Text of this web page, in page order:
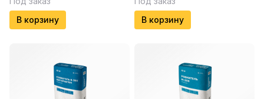
В корзину
В корзину